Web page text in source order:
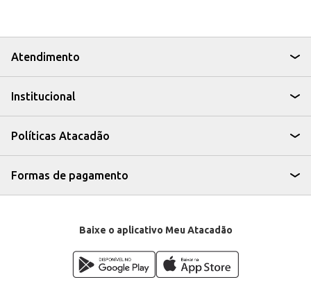
Utilização em lavanderias.
Uso em hotéis e pousadas.
Com o Lava Roupas Líquido Becker Versátil, suas roupas ficam limpas e com
Atendimento
Institucional
Políticas Atacadão
Formas de pagamento
Baixe o aplicativo Meu Atacadão